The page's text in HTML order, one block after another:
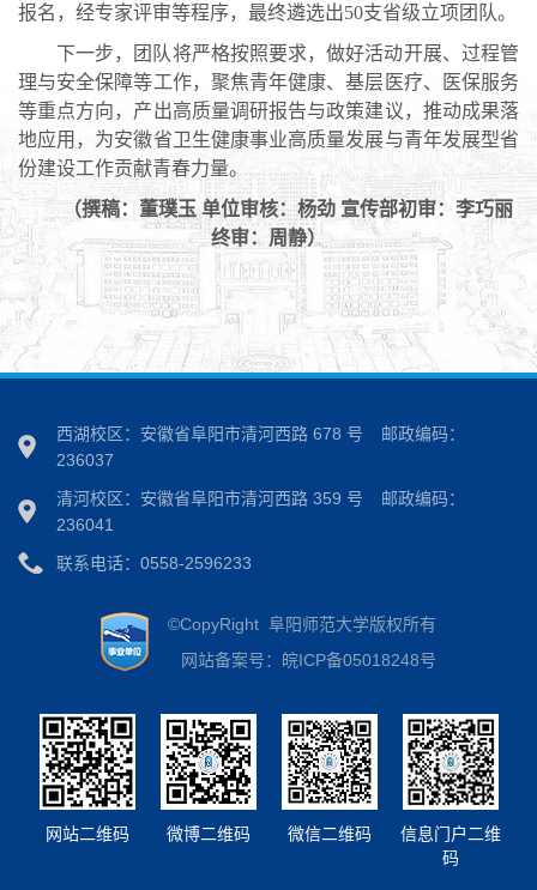
报名，经专家评审等程序，最终遴选出50支省级立项团队。
下一步，团队将严格按照要求，做好活动开展、过程管
理与安全保障等工作，聚焦青年健康、基层医疗、医保服务
等重点方向，产出高质量调研报告与政策建议，推动成果落
地应用，为安徽省卫生健康事业高质量发展与青年发展型省
份建设工作贡献青春力量。
（撰稿：董璞玉 单位审核：杨劲 宣传部初审：李巧丽
终审：周静）
西湖校区：安徽省阜阳市清河西路 678 号
邮政编码：
236037
清河校区：安徽省阜阳市清河西路 359 号
邮政编码：
236041
联系电话：0558-2596233
©CopyRight 阜阳师范大学版权所有
网站备案号：皖ICP备05018248号
网站二维码 微博二维码 微信二维码
信息门户二维
码